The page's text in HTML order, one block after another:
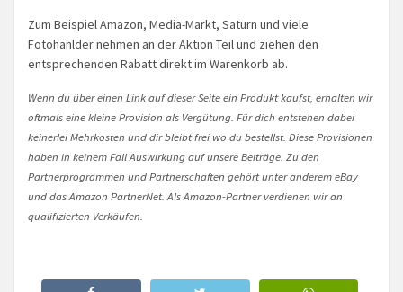
Zum Beispiel Amazon, Media-Markt, Saturn und viele
Fotohänlder nehmen an der Aktion Teil und ziehen den
entsprechenden Rabatt direkt im Warenkorb ab.
Wenn du über einen Link auf dieser Seite ein Produkt kaufst, erhalten wir
oftmals eine kleine Provision als Vergütung. Für dich entstehen dabei
keinerlei Mehrkosten und dir bleibt frei wo du bestellst. Diese Provisionen
haben in keinem Fall Auswirkung auf unsere Beiträge. Zu den
Partnerprogrammen und Partnerschaften gehört unter anderem eBay
und das Amazon PartnerNet. Als Amazon-Partner verdienen wir an
qualifizierten Verkäufen.